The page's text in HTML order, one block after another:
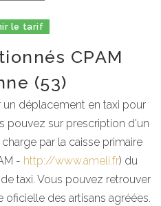
le tarif
CPAM
(53)
un déplacement en taxi pour
pouvez sur prescription d'un
par la caisse primaire
- http://www.ameli.fr) du
taxi. Vous pouvez retrouver
oficielle des artisans agréées.